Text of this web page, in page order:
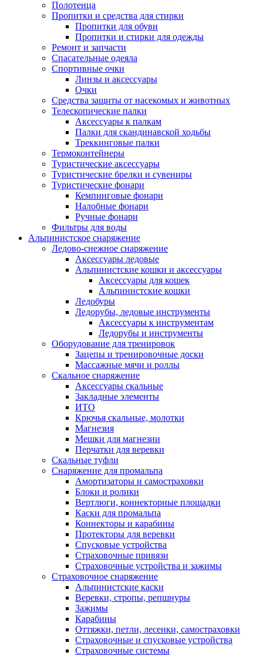
Полотенца
Пропитки и средства для стирки
Пропитки для обуви
Пропитки и стирки для одежды
Ремонт и запчасти
Спасательные одеяла
Спортивные очки
Линзы и аксессуары
Очки
Средства защиты от насекомых и животных
Телескопические палки
Аксессуары к палкам
Палки для скандинавской ходьбы
Треккинговые палки
Термоконтейнеры
Туристические аксессуары
Туристические брелки и сувениры
Туристические фонари
Кемпинговые фонари
Налобные фонари
Ручные фонари
Фильтры для воды
Альпинистское снаряжение
Ледово-снежное снаряжение
Аксессуары ледовые
Альпинистские кошки и аксессуары
Аксессуары для кошек
Альпинистские кошки
Ледобуры
Ледорубы, ледовые инструменты
Аксессуары к инструментам
Ледорубы и инструменты
Оборудование для тренировок
Зацепы и тренировочные доски
Массажные мячи и роллы
Скальное снаряжение
Аксессуары скальные
Закладные элементы
ИТО
Крючья скальные, молотки
Магнезия
Мешки для магнезии
Перчатки для веревки
Скальные туфли
Снаряжение для промальпа
Амортизаторы и самостраховки
Блоки и ролики
Вертлюги, коннекторные площадки
Каски для промальпа
Коннекторы и карабины
Протекторы для веревки
Спусковые устройства
Страховочные привязи
Страховочные устройства и зажимы
Страховочное снаряжение
Альпинистские каски
Веревки, стропы, репшнуры
Зажимы
Карабины
Оттяжки, петли, лесенки, самостраховки
Страховочные и спусковые устройства
Страховочные системы